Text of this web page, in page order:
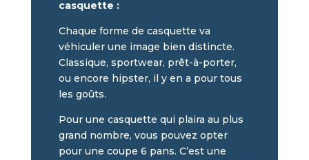
casquette :
Chaque forme de casquette va
véhiculer une image bien distincte.
Classique, sportwear, prêt-à-porter,
ou encore hipster, il y en a pour tous
les goûts.
Pour une casquette qui plaira au plus
grand nombre, vous pouvez opter
pour une coupe 6 pans. C’est une